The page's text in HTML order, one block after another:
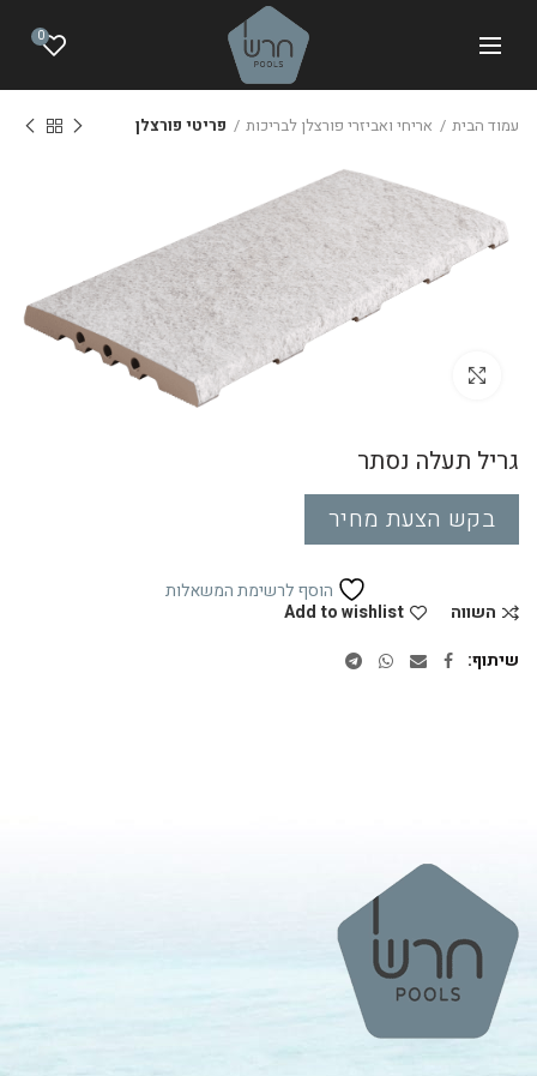
0
עמוד הבית אריחי ואביזרי פורצלן לבריכות פריטי פורצלן
גריל תעלה נסתר
בקש הצעת מחיר
הוסף לרשימת המשאלות
השווה
Add to wishlist
שיתוף